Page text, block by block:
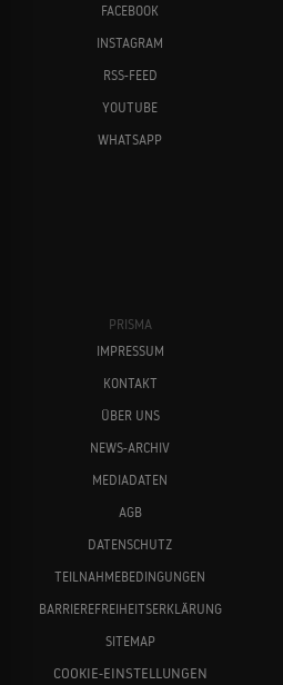
FACEBOOK
INSTAGRAM
RSS-FEED
YOUTUBE
WHATSAPP
PRISMA
IMPRESSUM
KONTAKT
ÜBER UNS
NEWS-ARCHIV
MEDIADATEN
AGB
DATENSCHUTZ
TEILNAHMEBEDINGUNGEN
BARRIEREFREIHEITSERKLÄRUNG
SITEMAP
COOKIE-EINSTELLUNGEN